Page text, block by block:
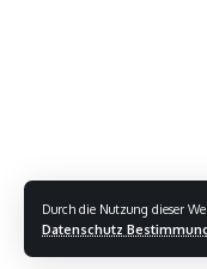
Durch die Nutzung dieser
Datenschutz